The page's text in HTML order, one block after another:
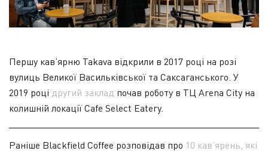
Першу кав’ярню Takava відкрили в 2017 році на розі
вулиць Великої Васильківської та Саксаганського. У
2019 році другий заклад почав роботу в ТЦ Arena City на
колишній локації Cafe Select Eatery.
Раніше Blackfield Coffee розповідав про 10 кав’ярень, які